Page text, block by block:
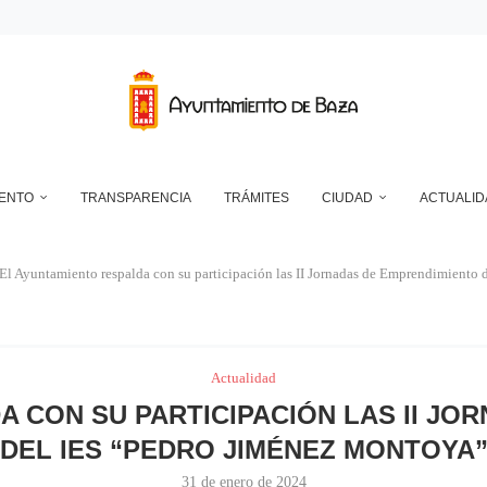
MUNICIPAL DE AGUA DE LA CUESTA DEL FRANCÉS
TRANSPARENCIA TRÁMITES CIUDAD
El Ayuntamiento respalda con su participación las II Jornadas de Emprendimiento
Actualidad
CON SU PARTICIPACIÓN LAS II
DEL IES “PEDRO JIMÉNEZ MONTOYA”
31 de enero de 2024